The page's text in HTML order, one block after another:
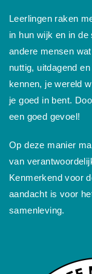
Leerlingen raken
in hun wijk en in
andere mensen
nuttig, uitdagend
kennen, je wereld
je goed in bent.
een goed gevoel!
Op deze manier
van
Kenmerkend voor
aandacht is voor
samenleving.